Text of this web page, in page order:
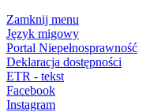
Zamknij menu
Język migowy
Portal Niepełnosprawność
Deklaracja dostępności
ETR - tekst
Facebook
Instagram